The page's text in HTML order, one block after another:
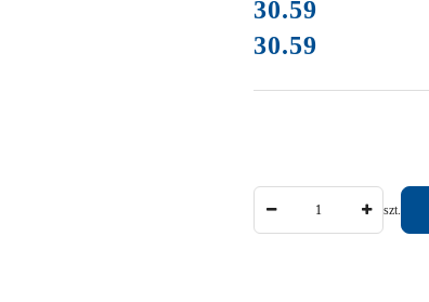
cena:
30.59
Cena:
30.59
szt.